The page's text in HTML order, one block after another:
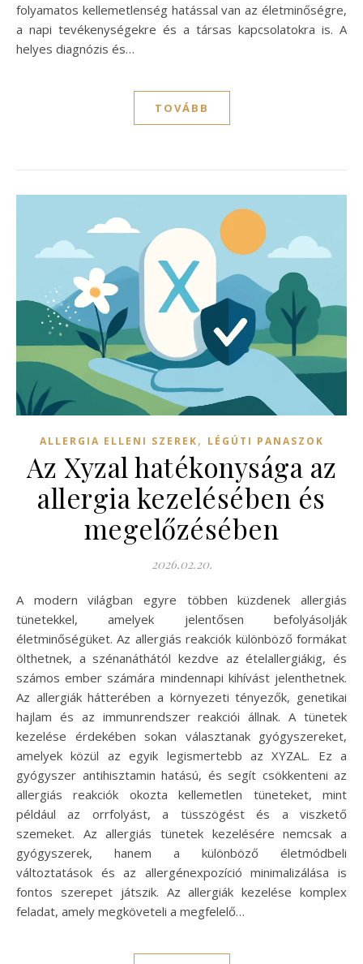
folyamatos kellemetlenség hatással van az életminőségre,
a napi tevékenységekre és a társas kapcsolatokra is. A
helyes diagnózis és…
TOVÁBB
ALLERGIA ELLENI SZEREK, LÉGÚTI PANASZOK
Az Xyzal hatékonysága az
allergia kezelésében és
megelőzésében
2026.02.20.
A modern világban egyre többen küzdenek allergiás
tünetekkel, amelyek jelentősen befolyásolják
életminőségüket. Az allergiás reakciók különböző formákat
ölthetnek, a szénanáthától kezdve az ételallergiákig, és
számos ember számára mindennapi kihívást jelenthetnek.
Az allergiák hátterében a környezeti tényezők, genetikai
hajlam és az immunrendszer reakciói állnak. A tünetek
kezelése érdekében sokan választanak gyógyszereket,
amelyek közül az egyik legismertebb az XYZAL. Ez a
gyógyszer antihisztamin hatású, és segít csökkenteni az
allergiás reakciók okozta kellemetlen tüneteket, mint
például az orrfolyást, a tüsszögést és a viszkető
szemeket. Az allergiás tünetek kezelésére nemcsak a
gyógyszerek, hanem a különböző életmódbeli
változtatások és az allergénexpozíció minimalizálása is
fontos szerepet játszik. Az allergiák kezelése komplex
feladat, amely megköveteli a megfelelő…